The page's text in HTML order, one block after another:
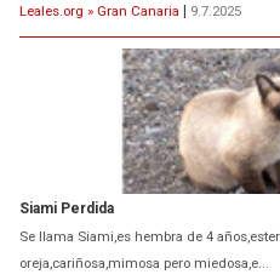
Leales.org » Gran Canaria | 9.7.2025
Siami Perdida
Se llama Siami,es hembra de 4
oreja,cariñosa,mimosa pero miedosa,e...